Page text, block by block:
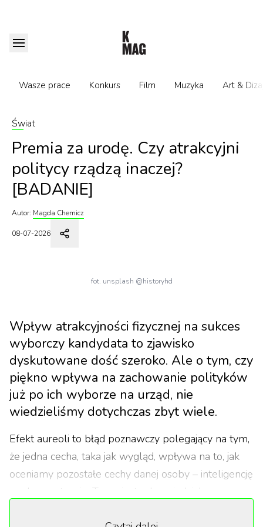
Wasze prace Konkurs Film Muzyka Art &
Świat
Premia za urodę. Czy atrakcyjni
politycy rządzą inaczej?
[BADANIE]
Autor: Magda Chemicz
08-07-2026
fot. unsplash @historyhd
Wpływ atrakcyjności fizycznej na sukces
wyborczy kandydata to zjawisko
dyskutowane dość szeroko. Ale o tym, czy
piękno wpływa na zachowanie polityków
już po ich wyborze na urząd, nie
wiedzieliśmy dotychczas zbyt wiele.
Efekt aureoli to błąd poznawczy polegający na tym,
że jedna cecha, taka jak wygląd, wpływa na to, jak
oceniamy pozostałe cechy danej osoby – inteligencję
czy kompetencje. To on jest odpowiedzialny za